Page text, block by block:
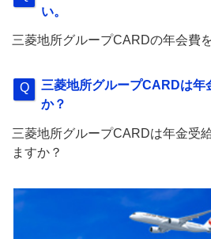
い。
三菱地所グループCARDの年会費
三菱地所グループCARDは年
か？
三菱地所グループCARDは年金受
ますか？